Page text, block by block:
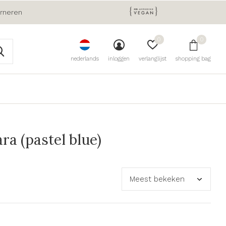
nederlands inloggen verlanglijst
0
shopping bag
0
(pastel blue)